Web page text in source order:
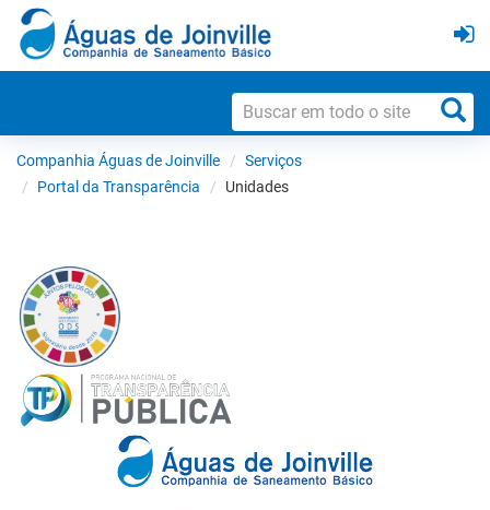
Companhia Águas de Joinville
Serviços
Portal da Transparência
Unidades